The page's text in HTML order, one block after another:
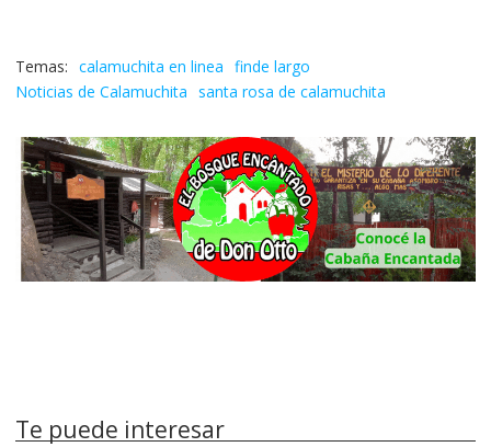
calamuchita en linea finde largo
Noticias de Calamuchita santa rosa de calamuchita
Te puede interesar